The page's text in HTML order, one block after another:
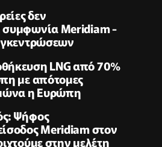
δεν
συμφωνία Meridiam -
LNG από 70%
με απότομες
η Ευρώπη
Ψήφος
Meridiam στον
στην μελέτη